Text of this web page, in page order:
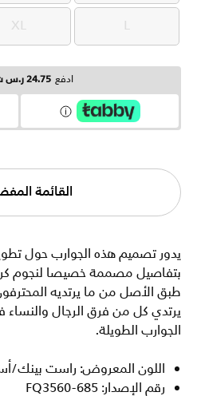
L
L
XL
XL
ادفع 24.75 ر.س شهرياً
القائمة
يدور تصميم هذه الجوارب حول
بتفاصيل مصممة خصيصا لنجوم
طبق الأصل من ما يرتديه
يرتدي كل من فرق الرجال
الجوارب الطويلة.
اللون المعروض: راست بينك/
رقم الإصدار: FQ3560-685